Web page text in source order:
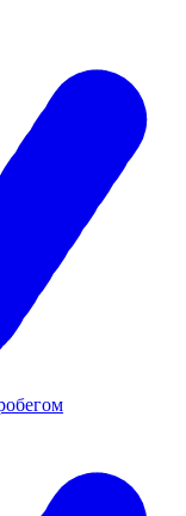
свяжется с
данных